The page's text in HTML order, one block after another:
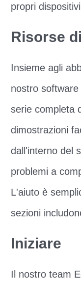
propri
Risorse
Insieme agli
nostro
serie completa
dimostrazioni
dall'interno del
problemi a
L'aiuto è
sezioni
Iniziare
Il nostro team